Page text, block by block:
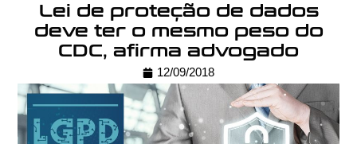
Lei de proteção de dados
deve ter o mesmo peso do
CDC, afirma advogado
12/09/2018